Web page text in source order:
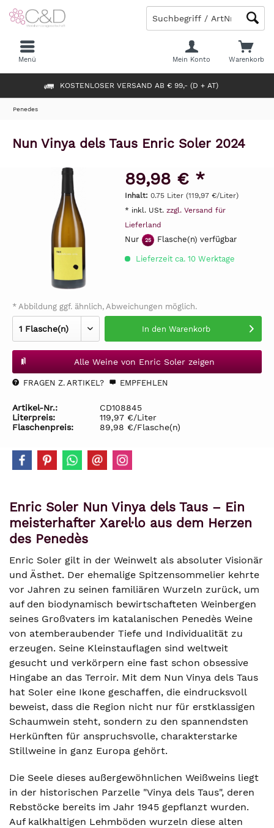
KOSTENLOSER VERSAND AB € 99,- (D + AT)
Warenkorb
Mein Konto
Menü
Penedes
Nun Vinya dels Taus Enric Soler 2024
89,98 € *
Inhalt: 0.75 Liter (119,97 €/Liter)
* inkl. USt. zzgl. Versand für
Lieferland
Nur 25 Flasche(n) verfügbar
Lieferzeit ca. 10 Werktage
* Abbildung ggf. ähnlich, Abweichungen möglich.
In den Warenkorb
Alle Weine von Enric Soler zeigen
FRAGEN Z. ARTIKEL? EMPFEHLEN
Artikel-Nr.:
CD108845
Literpreis:
119,97 €/Liter
Flaschenpreis:
89,98 €/Flasche(n)
Enric Soler Nun Vinya dels Taus – Ein
meisterhafter Xarel·lo aus dem Herzen
des Penedès
Enric Soler gilt in der Weinwelt als absoluter Visionär
und Ästhet. Der ehemalige Spitzensommelier kehrte
vor Jahren zu seinen familiären Wurzeln zurück, um
auf den biodynamisch bewirtschafteten Weinbergen
seines Großvaters im katalanischen Penedès Weine
von atemberaubender Tiefe und Individualität zu
erzeugen. Seine Kleinstauflagen sind weltweit
gesucht und verkörpern eine fast schon obsessive
Hingabe an das Terroir. Mit dem Nun Vinya dels Taus
hat Soler eine Ikone geschaffen, die eindrucksvoll
beweist, dass die Region nicht nur für erstklassigen
Schaumwein steht, sondern zu den spannendsten
Herkünften für anspruchsvolle, charakterstarke
Stillweine in ganz Europa gehört.
Die Seele dieses außergewöhnlichen Weißweins liegt
in der historischen Parzelle "Vinya dels Taus", deren
Rebstöcke bereits im Jahr 1945 gepflanzt wurden.
Auf kalkhaltigen Lehmböden wurzeln diese alten